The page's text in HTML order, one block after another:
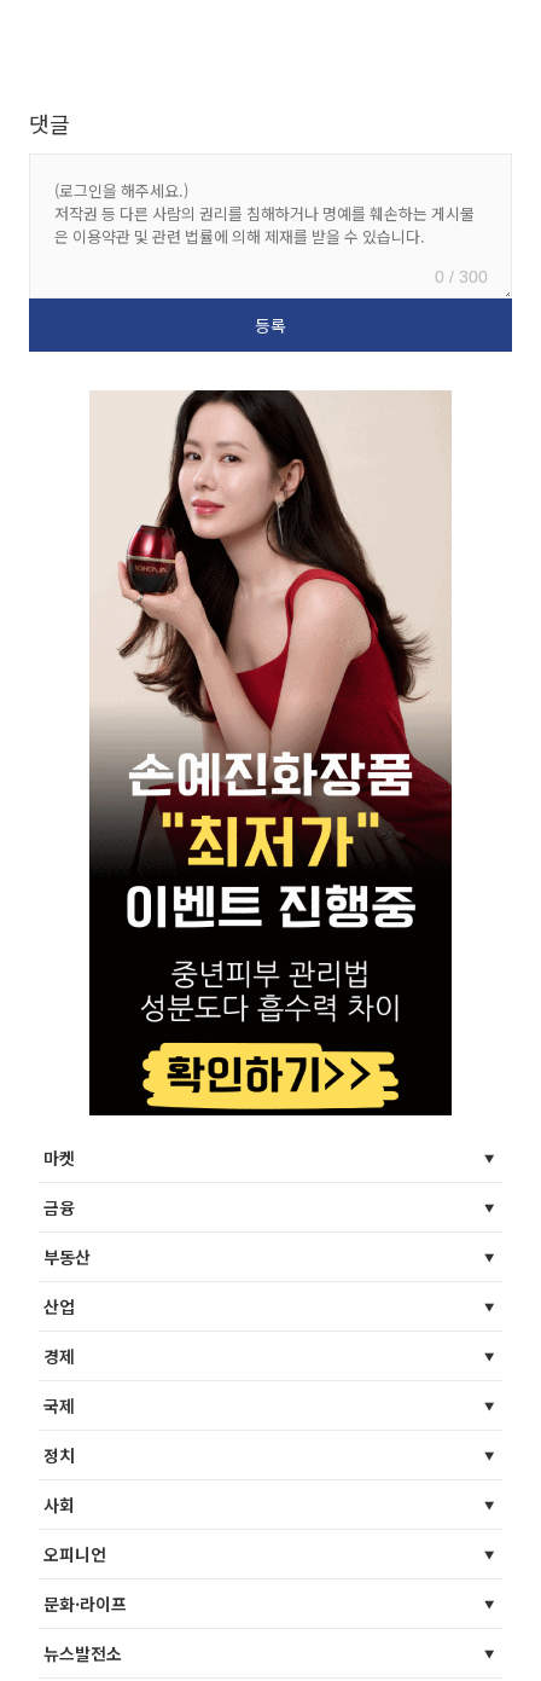
댓글
0 / 300
마켓
금융
부동산
산업
경제
국제
정치
사회
오피니언
문화·라이프
뉴스발전소